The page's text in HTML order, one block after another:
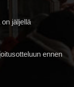
jäljellä
ennen